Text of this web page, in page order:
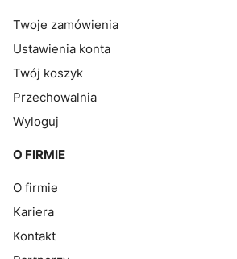
Twoje zamówienia
Ustawienia konta
Twój koszyk
Przechowalnia
Wyloguj
O FIRMIE
O firmie
Kariera
Kontakt